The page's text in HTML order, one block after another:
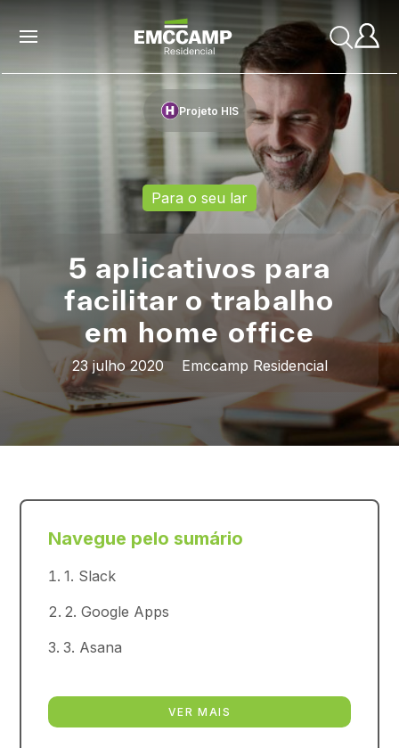
Projeto HIS
Para o seu lar
5 aplicativos para
facilitar o trabalho
em home office
23 julho 2020 Emccamp Residencial
Navegue pelo sumário
1. Slack
2. Google Apps
3. Asana
VER MAIS